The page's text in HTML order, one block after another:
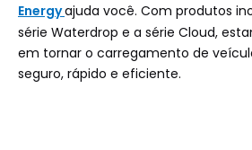
Energyajuda você. Com produtos
série Waterdrop e a série Cloud,
em tornar o carregamento de
seguro, rápido e eficiente.